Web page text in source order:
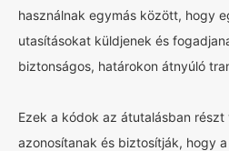
használnak egymás között, hogy
utasításokat küldjenek és
biztonságos, határokon átnyúló
Ezek a kódok az átutalásban
azonosítanak és biztosítják, hogy